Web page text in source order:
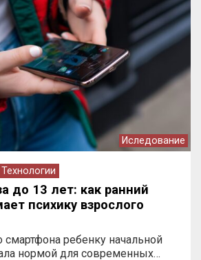
Иследование
Технологии
до 13 лет: как ранний
психику взрослого
смартфона ребенку начальной
нормой для современных…